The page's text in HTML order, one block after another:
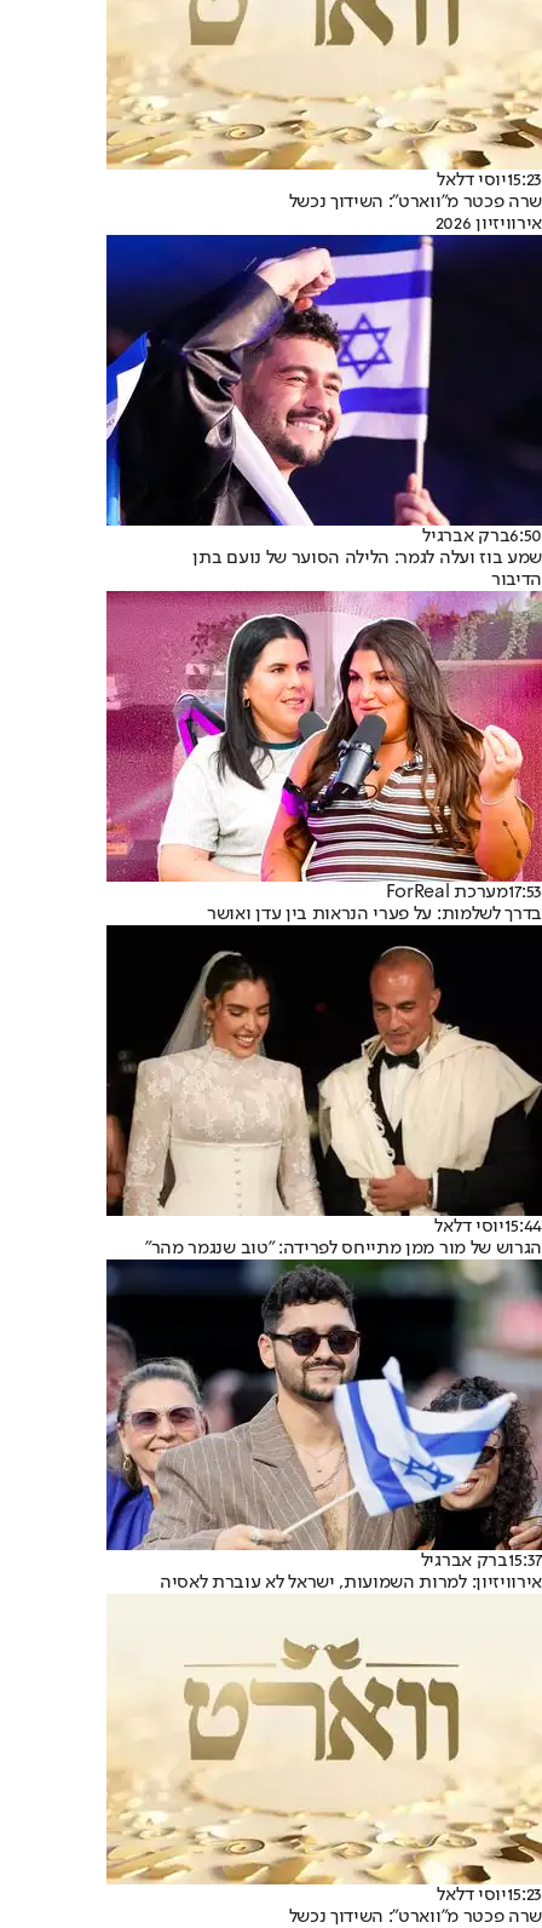
15:23יוסי דלאל
שרה פכטר מ"ווארט": השידוך נכשל
אירוויזיון 2026
6:50ברק אברגיל
שמע בוז ועלה לגמר: הלילה הסוער של נועם בתן
הדיבור
17:53מערכת ForReal
בדרך לשלמות: על פערי הנראות בין עדן ואושר
15:44יוסי דלאל
הגרוש של מור ממן מתייחס לפרידה: "טוב שנגמר מהר"
15:37ברק אברגיל
אירוויזיון: למרות השמועות, ישראל לא עוברת לאסיה
15:23יוסי דלאל
שרה פכטר מ"ווארט": השידוך נכשל